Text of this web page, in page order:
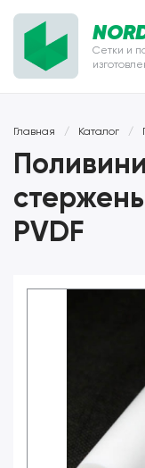
Сетки и
Главная / Каталог /
PVDF